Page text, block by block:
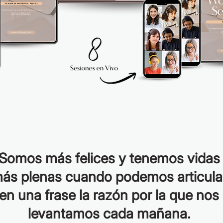
más felices y tenemos vidas
plenas cuando podemos
una frase la razón por la que nos
levantamos cada mañana.